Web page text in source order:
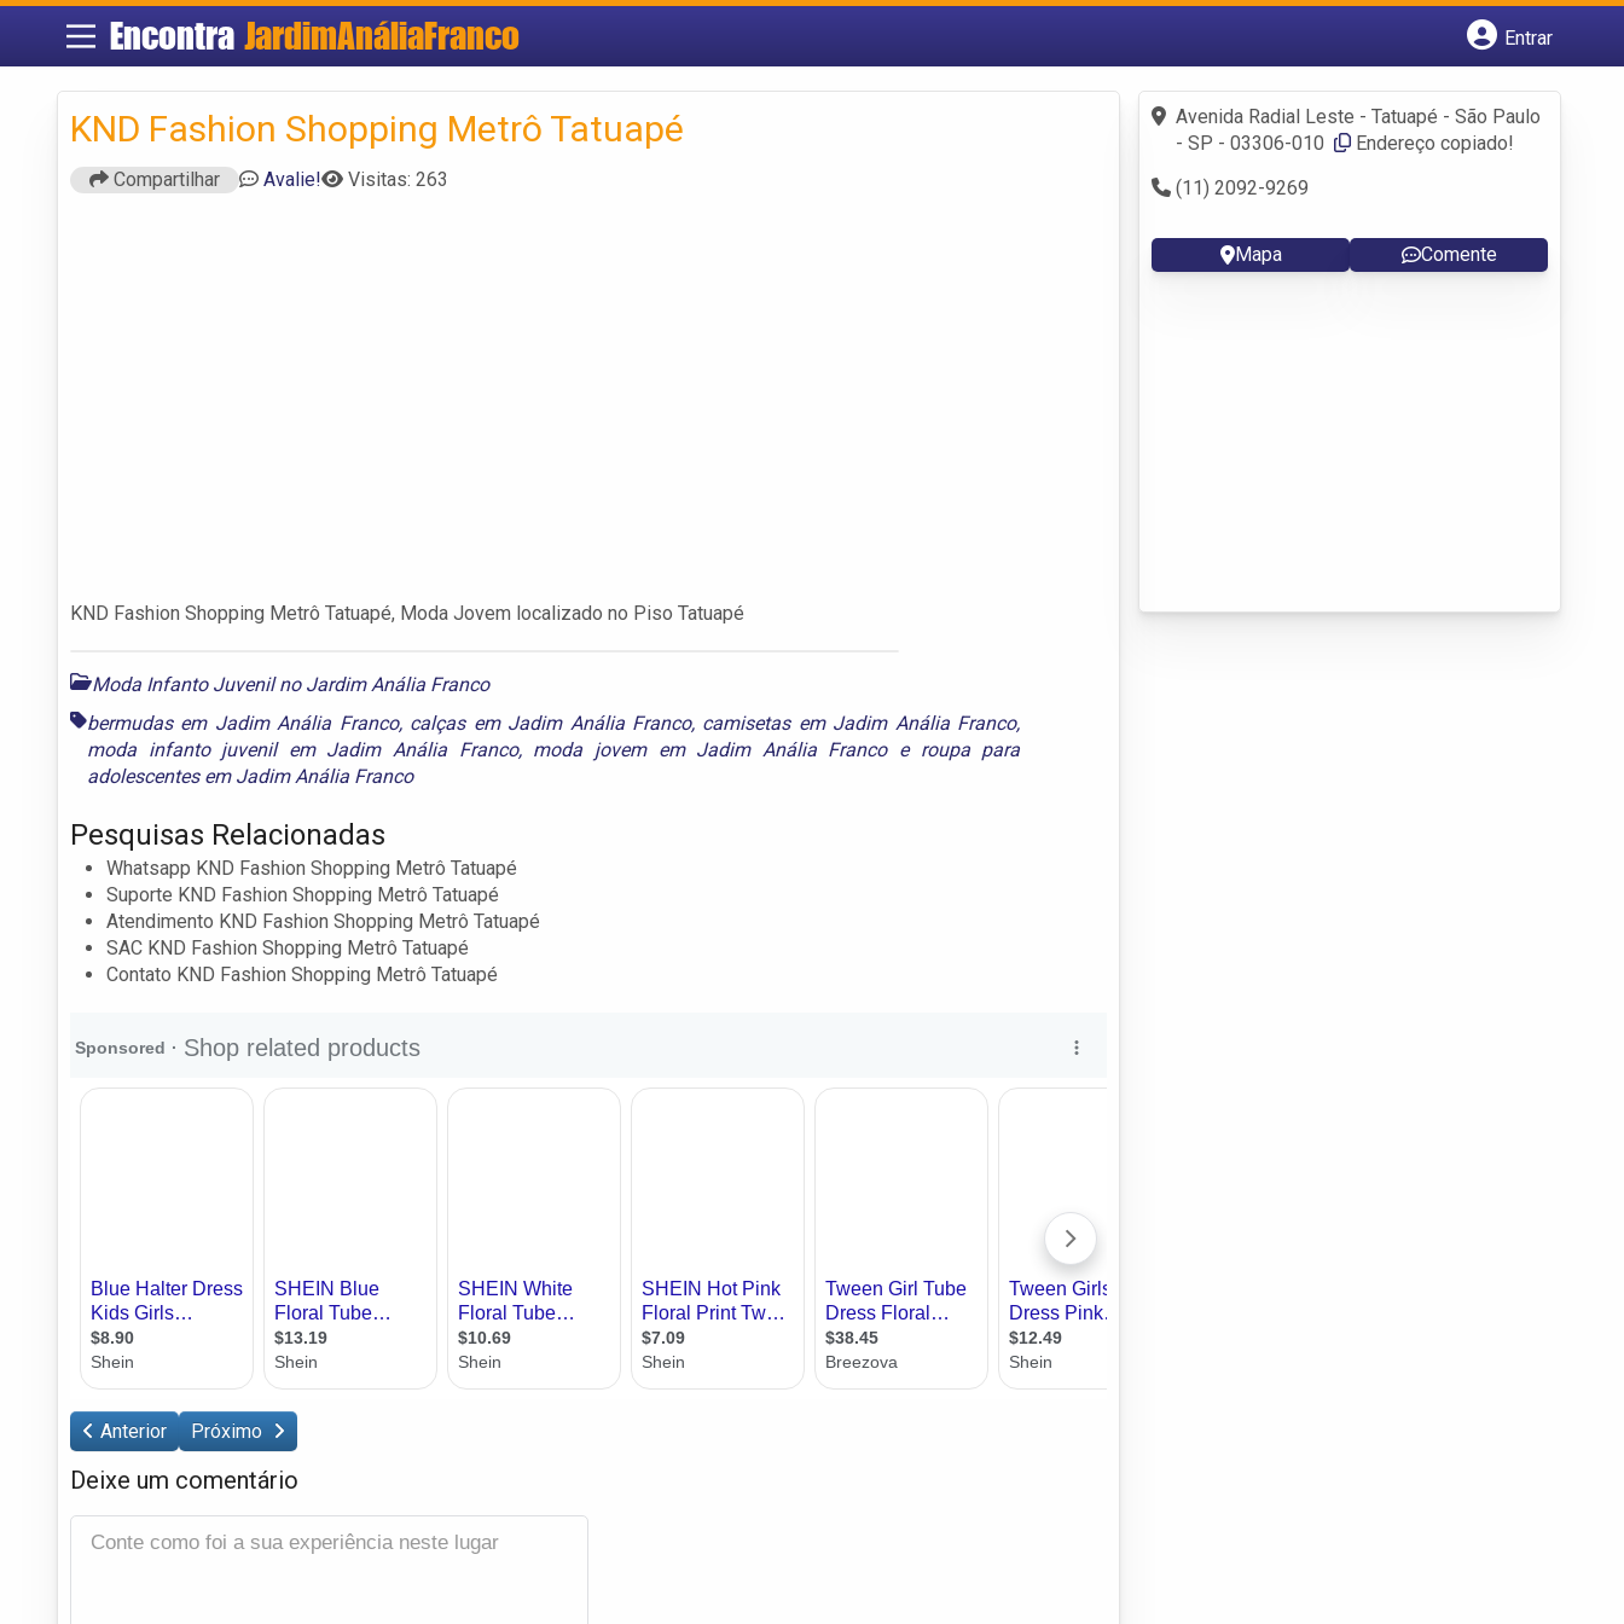
Encontra JardimAnáliaFranco
Entrar
Fazer login
Criar conta
KND Fashion Shopping Metrô Tatuapé
Compartilhar Avalie! Visitas: 263
KND Fashion Shopping Metrô Tatuapé, Moda Jovem localizado no Piso Tatuapé
Moda Infanto Juvenil no Jardim Anália Franco
bermudas em Jadim Anália Franco, calças em Jadim Anália Franco, camisetas em Jadim Anália Franco,
moda infanto juvenil em Jadim Anália Franco, moda jovem em Jadim Anália Francoe roupa para
adolescentes em Jadim Anália Franco
Pesquisas Relacionadas
Whatsapp KND Fashion Shopping Metrô Tatuapé
Suporte KND Fashion Shopping Metrô Tatuapé
Atendimento KND Fashion Shopping Metrô Tatuapé
SAC KND Fashion Shopping Metrô Tatuapé
Contato KND Fashion Shopping Metrô Tatuapé
Anterior Próximo
Deixe um comentário
Avenida Radial Leste - Tatuapé - São Paulo
- SP - 03306-010 ‎
Endereço copiado!
(11) 2092-9269
Mapa Comente